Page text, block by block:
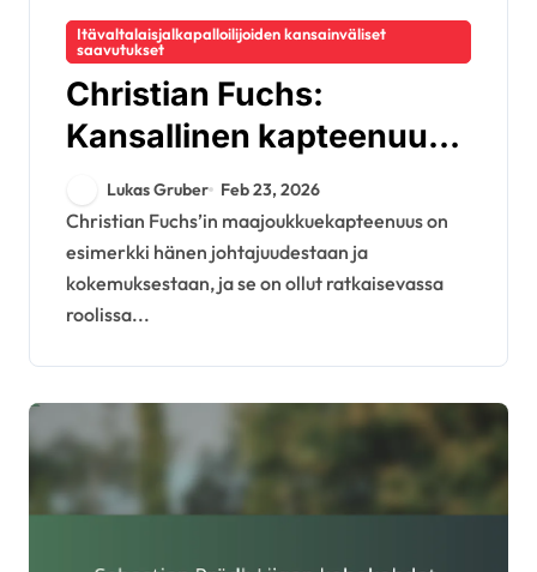
Itävaltalaisjalkapalloilijoiden kansainväliset
saavutukset
Christian Fuchs:
Kansallinen kapteenuus,
Turnausosallistumiset,
Johtajuus
Lukas Gruber Feb 23, 2026
Christian Fuchs’in maajoukkuekapteenuus on
esimerkki hänen johtajuudestaan ja
kokemuksestaan, ja se on ollut ratkaisevassa
roolissa...